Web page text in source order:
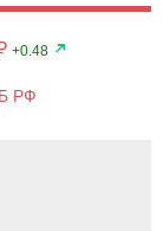
+0.48
РФ